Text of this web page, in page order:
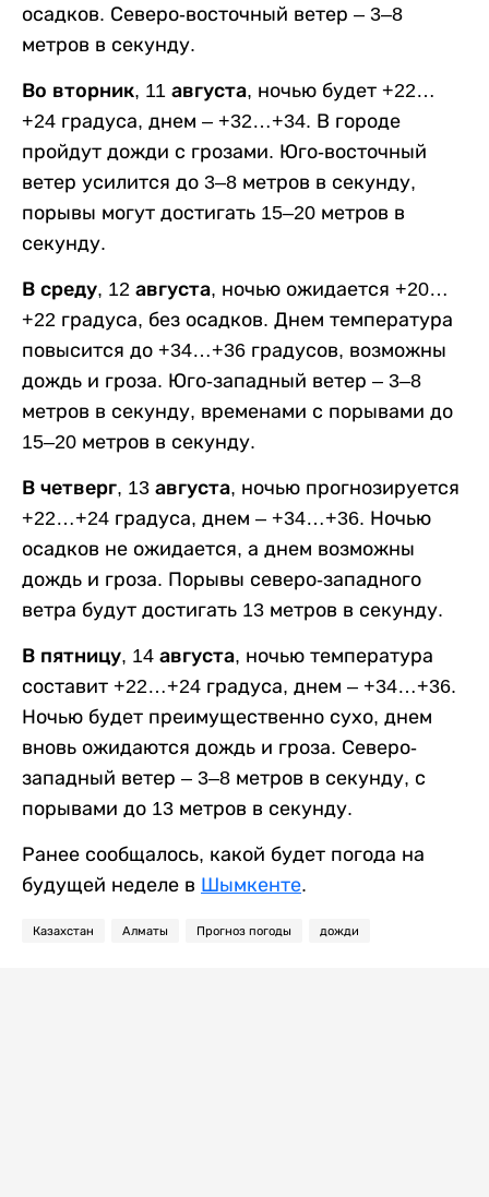
осадков. Северо-восточный ветер – 3–8
метров в секунду.
Во вторник, 11 августа, ночью будет +22…
+24 градуса, днем – +32…+34. В городе
пройдут дожди с грозами. Юго-восточный
ветер усилится до 3–8 метров в секунду,
порывы могут достигать 15–20 метров в
секунду.
В среду, 12 августа, ночью ожидается +20…
+22 градуса, без осадков. Днем температура
повысится до +34…+36 градусов, возможны
дождь и гроза. Юго-западный ветер – 3–8
метров в секунду, временами с порывами до
15–20 метров в секунду.
В четверг, 13 августа, ночью прогнозируется
+22…+24 градуса, днем – +34…+36. Ночью
осадков не ожидается, а днем возможны
дождь и гроза. Порывы северо-западного
ветра будут достигать 13 метров в секунду.
В пятницу, 14 августа, ночью температура
составит +22…+24 градуса, днем – +34…+36.
Ночью будет преимущественно сухо, днем
вновь ожидаются дождь и гроза. Северо-
западный ветер – 3–8 метров в секунду, с
порывами до 13 метров в секунду.
Ранее сообщалось, какой будет погода на
будущей неделе в Шымкенте.
Казахстан Алматы Прогноз погоды дожди